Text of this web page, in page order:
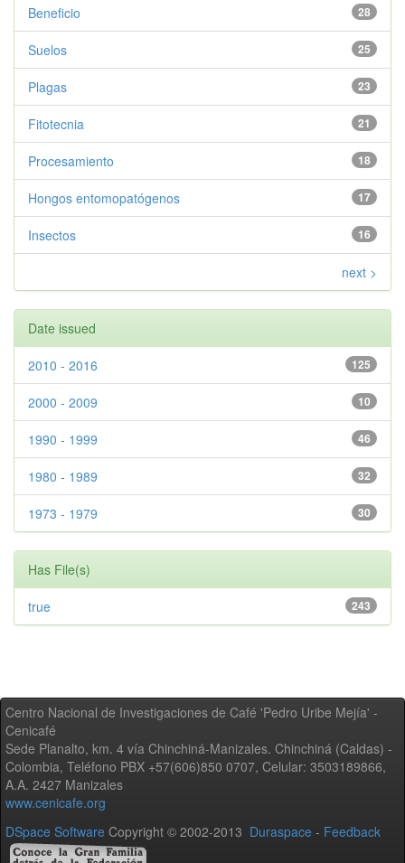
28
Beneficio
25
Suelos
23
Plagas
21
Fitotecnia
18
Procesamiento
17
Hongos entomopatógenos
16
Insectos
next >
Date issued
125
2010 - 2016
10
2000 - 2009
46
1990 - 1999
32
1980 - 1989
30
1973 - 1979
Has File(s)
243
true
Centro Nacional de Investigaciones de Café 'Pedro Uribe Mejía' -
Cenicafé
Sede Planalto, km. 4 vía Chinchiná-Manizales. Chinchiná (Caldas) -
Colombia, Teléfono PBX +57(606)850 0707, Celular: 3503189866,
A.A. 2427 Manizales
www.cenicafe.org
DSpace Software Copyright © 2002-2013 Duraspace - Feedback